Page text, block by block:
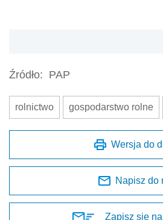
Źródło: PAP
rolnictwo gospodarstwo rolne
Wersja do
Napisz do
Zapisz się